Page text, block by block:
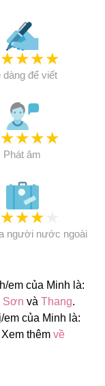
★★★★
dàng để viết
★★★★
Phát âm
★★★
người nước ngoài
em của Minh là:
Sơn và Thang.
của Minh là:
Xem thêm về